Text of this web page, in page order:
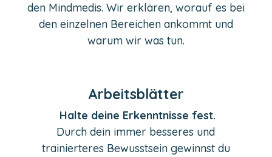
den Mindmedis. Wir erklären, worauf es bei
den einzelnen Bereichen ankommt und
warum wir was tun.
Arbeitsblätter
Halte deine Erkenntnisse fest.
Durch dein immer besseres und
trainierteres Bewusstsein gewinnst du